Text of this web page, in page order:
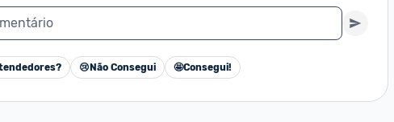
😢 Não Consegui 🤩Consegui!